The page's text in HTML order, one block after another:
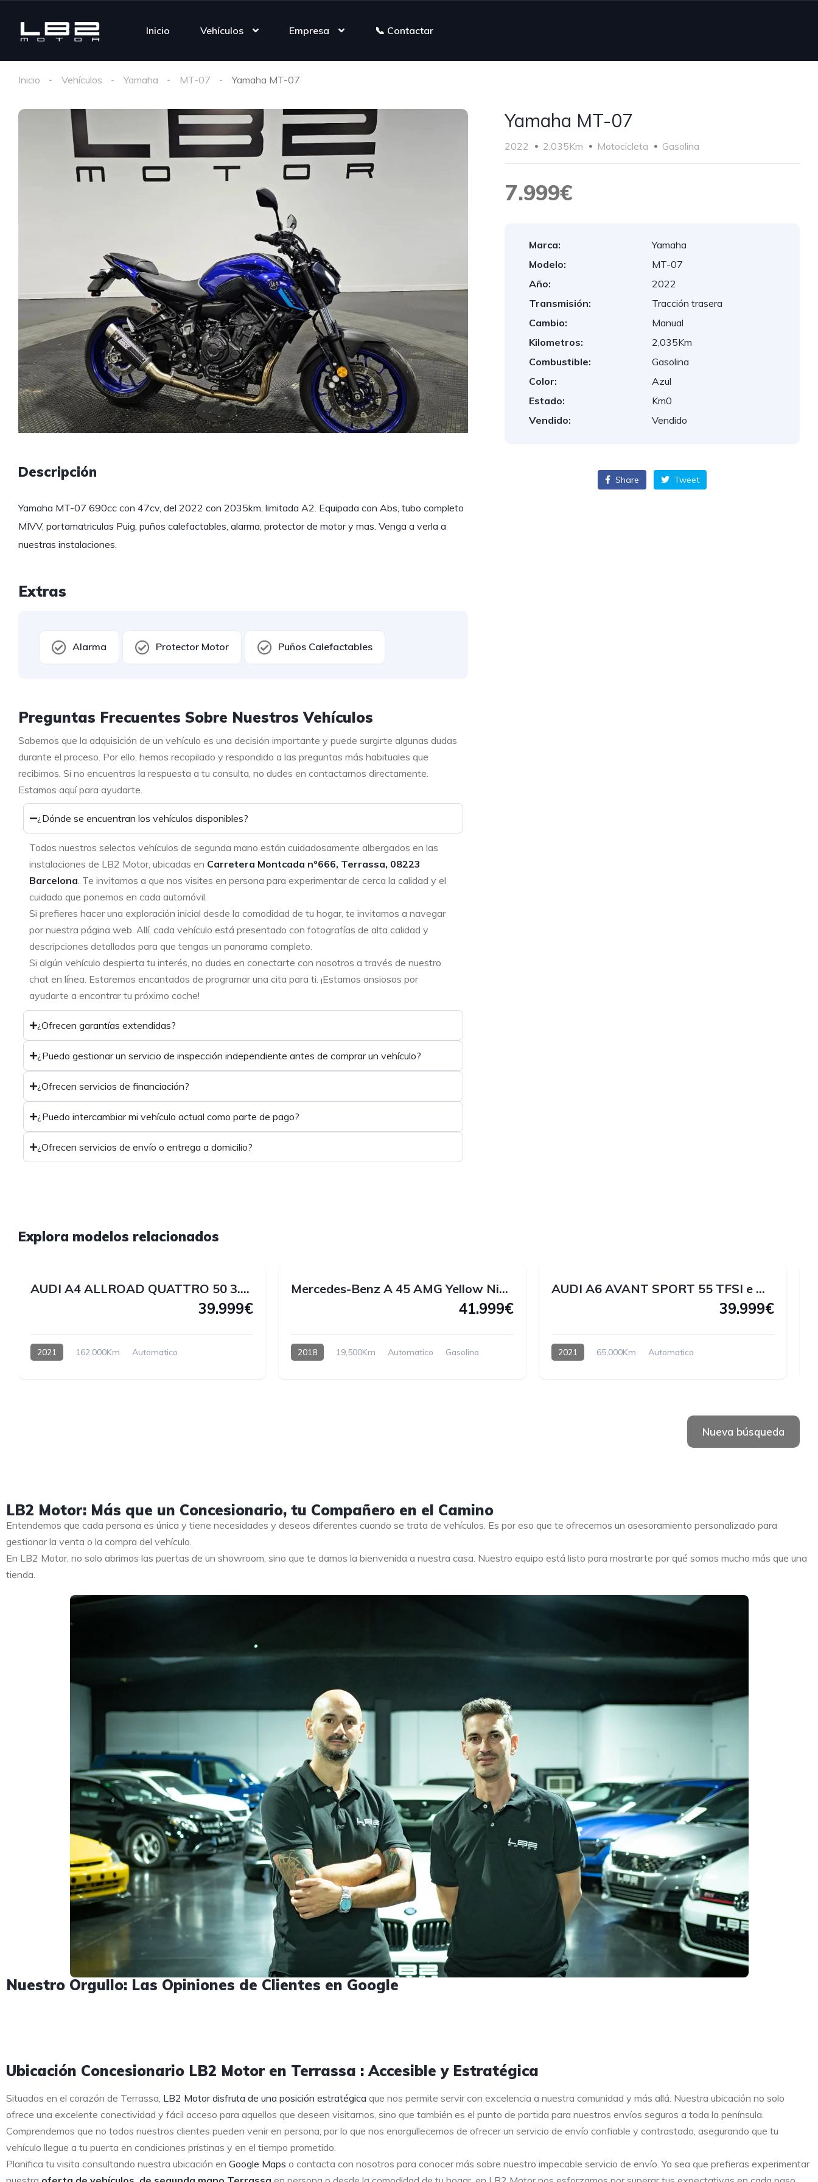
Inicio Vehículos Empresa 📞 Contactar
Inicio Vehículos Yamaha MT-07 Yamaha MT-07
Descripción
Yamaha MT-07 690cc con 47cv, del 2022 con 2035km, limitada A2. Equipada con Abs, tubo completo
MIVV, portamatriculas Puig, puños calefactables, alarma, protector de motor y mas. Venga a verla a
nuestras instalaciones.
Extras
Alarma Protector Motor Puños Calefactables
Preguntas Frecuentes Sobre Nuestros Vehículos
Sabemos que la adquisición de un vehículo es una decisión importante y puede surgirte algunas dudas
durante el proceso. Por ello, hemos recopilado y respondido a las preguntas más habituales que
recibimos. Si no encuentras la respuesta a tu consulta, no dudes en contactarnos directamente.
Estamos aquí para ayudarte.
¿Dónde se encuentran los vehículos disponibles?
Todos nuestros selectos vehículos de segunda mano están cuidadosamente albergados en las
instalaciones de LB2 Motor, ubicadas en Carretera Montcada nº666, Terrassa, 08223
Barcelona. Te invitamos a que nos visites en persona para experimentar de cerca la calidad y el
cuidado que ponemos en cada automóvil.
Si prefieres hacer una exploración inicial desde la comodidad de tu hogar, te invitamos a navegar
por nuestra página web. Allí, cada vehículo está presentado con fotografías de alta calidad y
descripciones detalladas para que tengas un panorama completo.
Si algún vehículo despierta tu interés, no dudes en conectarte con nosotros a través de nuestro
chat en línea. Estaremos encantados de programar una cita para ti. ¡Estamos ansiosos por
ayudarte a encontrar tu próximo coche!
¿Ofrecen garantías extendidas?
¿Puedo gestionar un servicio de inspección independiente antes de comprar un vehículo?
¿Ofrecen servicios de financiación?
¿Puedo intercambiar mi vehículo actual como parte de pago?
¿Ofrecen servicios de envío o entrega a domicilio?
Yamaha MT-07
2022 2,035Km Motocicleta Gasolina
7.999€
Marca:
Yamaha
Modelo:
MT-07
Año:
2022
Transmisión:
Tracción trasera
Cambio:
Manual
Kilometros:
2,035Km
Combustible:
Gasolina
Color:
Azul
Estado:
Km0
Vendido:
Vendido
Share Tweet
Explora modelos relacionados
1
AUDI A4 ALLROAD QUATTRO 50 3.0 V6 TDI 286 CV
39.999€
2021 162,000Km Automatico
Mercedes-Benz A 45 AMG Yellow Night Edition 4MATIC 381 CV
41.999€
2018 19,500Km Automatico Gasolina
AUDI A6 AVANT SPORT 55 TFSI e QUATTRO 367 CV
39.999€
2021 65,000Km
Automatico
Nueva búsqueda
LB2 Motor: Más que un Concesionario, tu Compañero en el Camino
Entendemos que cada persona es única y tiene necesidades y deseos diferentes cuando se trata de vehículos. Es por eso que te ofrecemos un asesoramiento personalizado para
gestionar la venta o la compra del vehículo.
En LB2 Motor, no solo abrimos las puertas de un showroom, sino que te damos la bienvenida a nuestra casa. Nuestro equipo está listo para mostrarte por qué somos mucho más que una
tienda.
Nuestro Orgullo: Las Opiniones de Clientes en Google
Ubicación Concesionario LB2 Motor en Terrassa : Accesible y Estratégica
Situados en el corazón de Terrassa, LB2 Motor disfruta de una posición estratégica que nos permite servir con excelencia a nuestra comunidad y más allá. Nuestra ubicación no solo
ofrece una excelente conectividad y fácil acceso para aquellos que deseen visitarnos, sino que también es el punto de partida para nuestros envíos seguros a toda la península.
Comprendemos que no todos nuestros clientes pueden venir en persona, por lo que nos enorgullecemos de ofrecer un servicio de envío confiable y contrastado, asegurando que tu
vehículo llegue a tu puerta en condiciones prístinas y en el tiempo prometido.
Planifica tu visita consultando nuestra ubicación en Google Maps o contacta con nosotros para conocer más sobre nuestro impecable servicio de envío. Ya sea que prefieras experimentar